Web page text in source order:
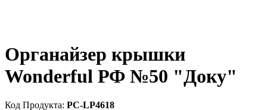
Органайзер крышки
Wonderful РФ №50 "Доку"
Код Продукта: PC-LP4618